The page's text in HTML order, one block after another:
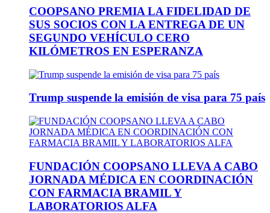
COOPSANO PREMIA LA FIDELIDAD DE
SUS SOCIOS CON LA ENTREGA DE UN
SEGUNDO VEHÍCULO CERO
KILÓMETROS EN ESPERANZA
Trump suspende la emisión de visa para 75 país
FUNDACIÓN COOPSANO LLEVA A CABO
JORNADA MÉDICA EN COORDINACIÓN
CON FARMACIA BRAMIL Y
LABORATORIOS ALFA